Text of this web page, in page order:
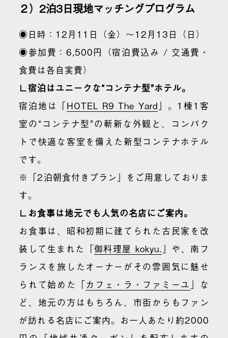
２）2泊3日現地マッチングプログラム
◉日時： 12月11日（金）〜12月13日（日）
◉参加費： 6,500円（宿泊費込み / 交通費・
食費は各自実費）
∟宿泊はユニークな“コンテナ型”ホテル。
宿泊地は「HOTEL R9 The Yard 」。1棟1客
室の“コンテナ型”の斬新な外観と、コンパク
トで快適な客室を備えた新型コンテナホテル
です。
※「2泊朝食付きプラン」をご用意しておりま
す。
∟お食事は地元でも人気の名店にご案内。
お食事は、昭和初期に建てられた古民家を改
装して生まれた「御料理屋 kokyu. 」や、南フ
ランスを旅したオーナーがその雰囲気に魅せ
られて始めた「カフェ・ラ・ファミーユ 」な
ど、地元の方はもちろん、市街からもファン
が訪れる名店にご案内。お一人あたり約2000